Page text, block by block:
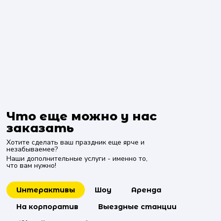
Что еще можно у нас
заказать
Хотите сделать ваш праздник еще ярче и
незабываемее?
Наши дополнительные услуги - именно то,
что вам нужно!
Интерактивы Шоу
Аренда
На корпоратив
Выездные станции